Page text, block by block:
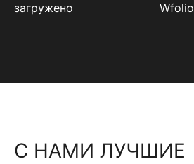
загружено
Wfolio
С НАМИ ЛУЧШИЕ